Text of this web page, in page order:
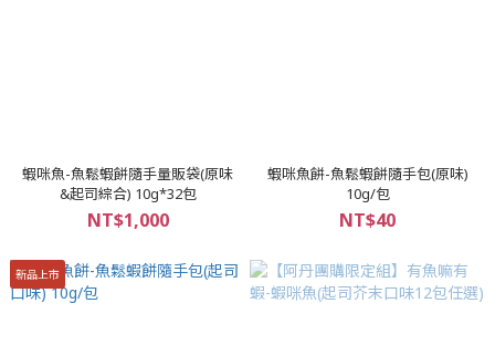
蝦咪魚-魚鬆蝦餅隨手量販袋(原味
&起司綜合) 10g*32包
NT$1,000
蝦咪魚餅-魚鬆蝦餅隨手包(原味)
10g/包
NT$40
新品上市